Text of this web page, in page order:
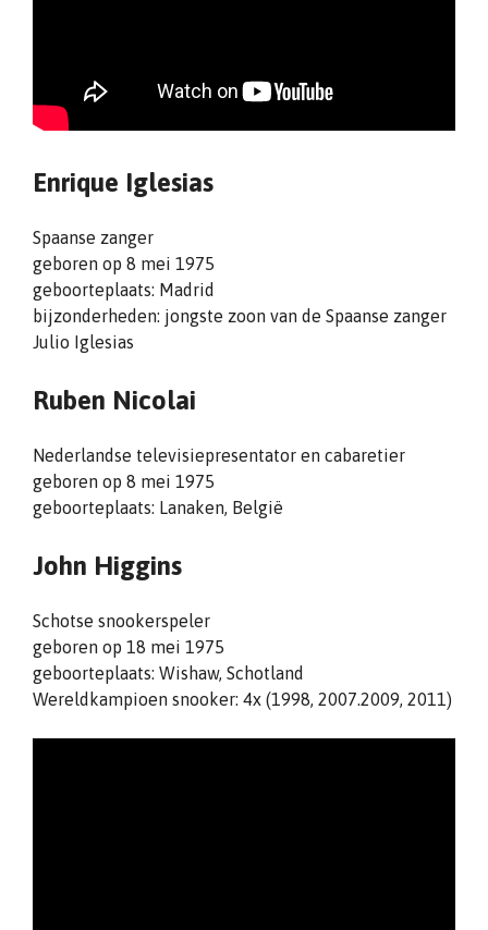
Enrique Iglesias
Spaanse zanger
geboren op 8 mei 1975
geboorteplaats: Madrid
bijzonderheden: jongste zoon van de Spaanse zanger
Julio Iglesias
Ruben Nicolai
Nederlandse televisiepresentator en cabaretier
geboren op 8 mei 1975
geboorteplaats: Lanaken, België
John Higgins
Schotse snookerspeler
geboren op 18 mei 1975
geboorteplaats: Wishaw, Schotland
Wereldkampioen snooker: 4x (1998, 2007.2009, 2011)